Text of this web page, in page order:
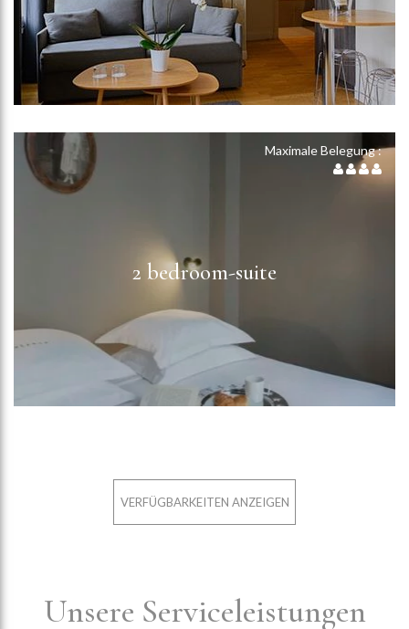
Maximale Belegung :
2 bedroom-suite
VERFÜGBARKEITEN ANZEIGEN
Unsere Serviceleistungen